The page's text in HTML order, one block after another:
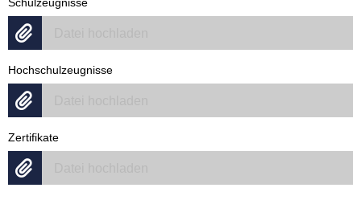
Hochschulzeugnisse
Zertifikate